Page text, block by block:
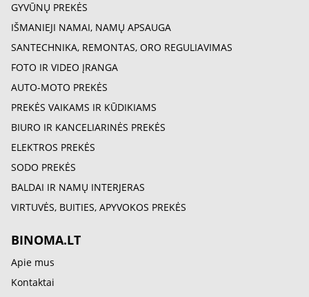
GYVŪNŲ PREKĖS
IŠMANIEJI NAMAI, NAMŲ APSAUGA
SANTECHNIKA, REMONTAS, ORO REGULIAVIMAS
FOTO IR VIDEO ĮRANGA
AUTO-MOTO PREKĖS
PREKĖS VAIKAMS IR KŪDIKIAMS
BIURO IR KANCELIARINĖS PREKĖS
ELEKTROS PREKĖS
SODO PREKĖS
BALDAI IR NAMŲ INTERJERAS
VIRTUVĖS, BUITIES, APYVOKOS PREKĖS
BINOMA.LT
Apie mus
Kontaktai